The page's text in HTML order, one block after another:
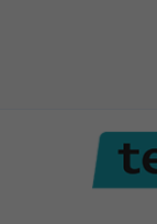
contenuto